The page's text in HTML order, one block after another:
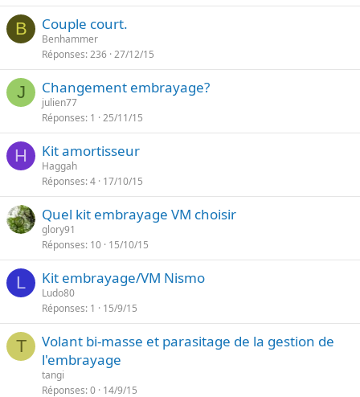
B Couple court.
Benhammer
Réponses 236 27/12/15
J Changement embrayage?
julien77
Réponses 1 25/11/15
H Kit amortisseur
Haggah
Réponses 4 17/10/15
Quel kit embrayage VM choisir
glory91
Réponses 10 15/10/15
L Kit embrayage/VM Nismo
Ludo80
Réponses 1 15/9/15
T
Volant bi-masse et parasitage de la gestion de
l'embrayage
tangi
Réponses 0 14/9/15